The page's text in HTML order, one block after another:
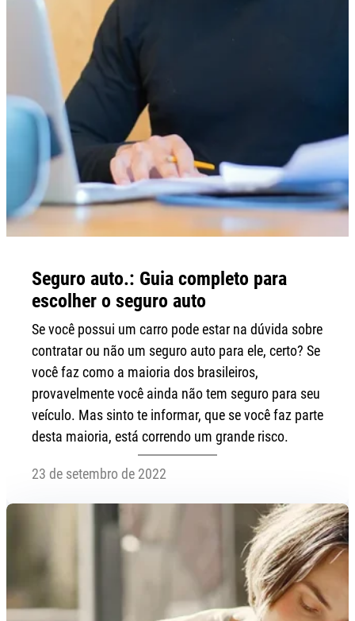
Seguro auto.: Guia completo para
escolher o seguro auto
Se você possui um carro pode estar na dúvida sobre
contratar ou não um seguro auto para ele, certo? Se
você faz como a maioria dos brasileiros,
provavelmente você ainda não tem seguro para seu
veículo. Mas sinto te informar, que se você faz parte
desta maioria, está correndo um grande risco.
23 de setembro de 2022